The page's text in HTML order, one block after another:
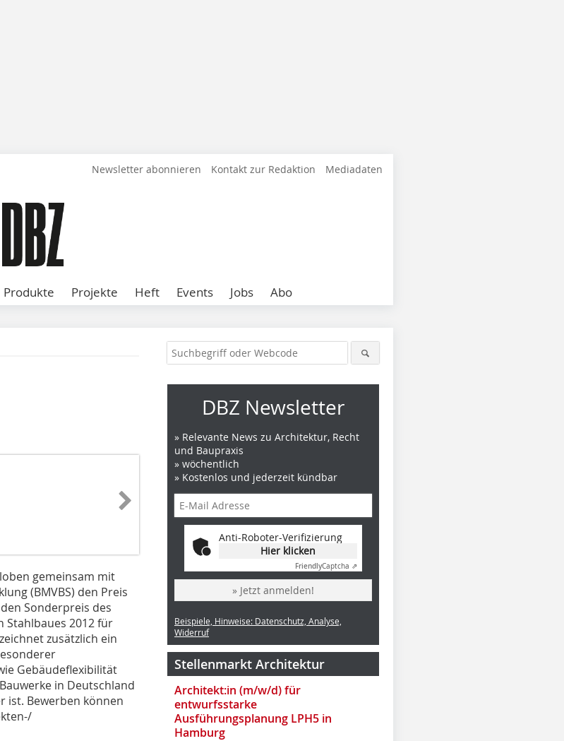
Newsletter abonnieren Kontakt zur Redaktion Mediadaten
Produkte Projekte Heft Events Jobs Abo
gemeinsam mit
(BMVBS) den Preis
Sonderpreis des
Stahlbaues 2012 für
zusätzlich ein
Gebäudeflexibilität
in Deutschland
ist. Bewerben können
DBZ Newsletter
» Relevante News zu Architektur, Recht
und Baupraxis
» wöchentlich
» Kostenlos und jederzeit kündbar
Anti-Roboter-Verifizierung
Hier klicken
FriendlyCaptcha ⇗
» Jetzt anmelden!
Beispiele, Hinweise: Datenschutz, Analyse,
Widerruf
Stellenmarkt Architektur
Architekt:in (m/w/d) für
entwurfsstarke
Ausführungsplanung LPH5 in
Hamburg